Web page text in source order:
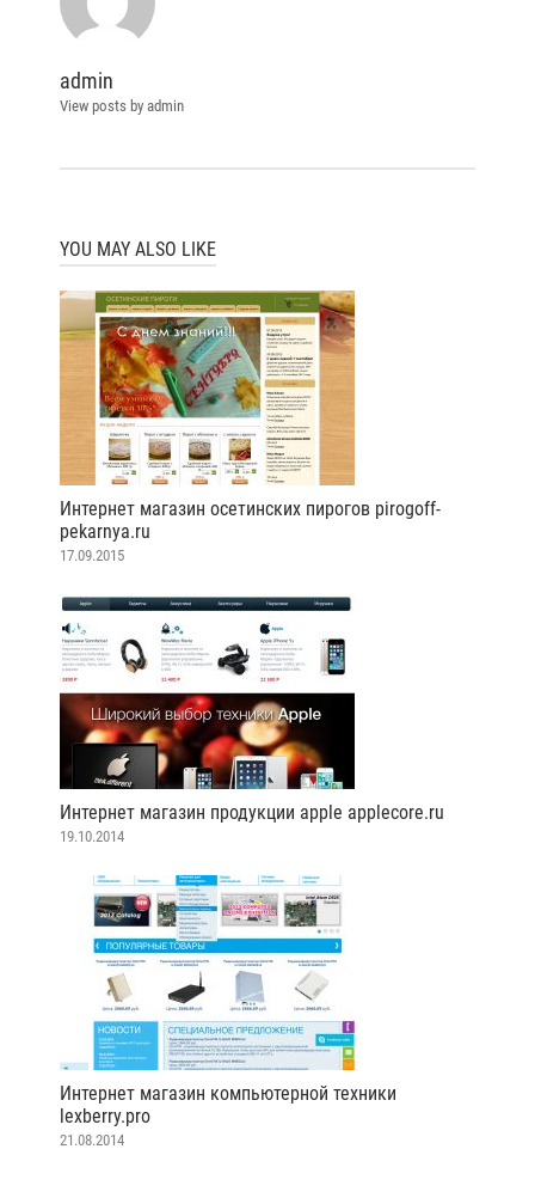
admin
View posts by admin
YOU MAY ALSO LIKE
Интернет магазин осетинских пирогов pirogoff-
pekarnya.ru
17.09.2015
Интернет магазин продукции apple applecore.ru
19.10.2014
Интернет магазин компьютерной техники
lexberry.pro
21.08.2014